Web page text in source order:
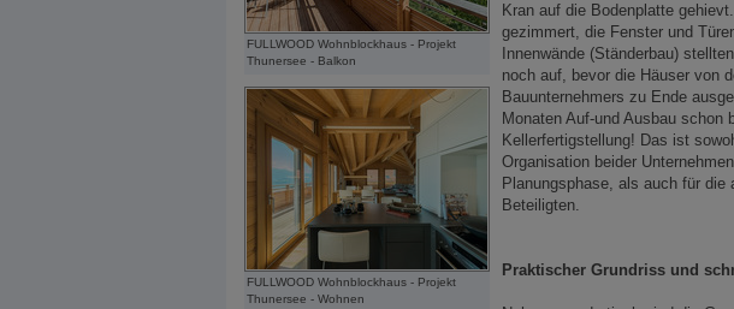
FULLWOOD Wohnblockhaus - Projekt
Thunersee - Balkon
FULLWOOD Wohnblockhaus - Projekt
Thunersee - Wohnen
Kran auf die Bodenplatte
gezimmert, die Fenster und
Innenwände (Ständerbau)
noch auf, bevor die Häuser von
Bauunternehmers zu Ende
Monaten Auf-und Ausbau schon
Kellerfertigstellung! Das ist
Organisation beider
Planungsphase, als auch für
Beteiligten.
Praktischer Grundriss und